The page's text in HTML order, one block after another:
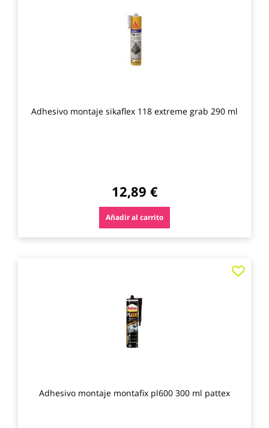
Adhesivo montaje sikaflex 118 extreme grab 290 ml
12,89 €
Añadir al carrito
Adhesivo montaje montafix pl600 300 ml pattex